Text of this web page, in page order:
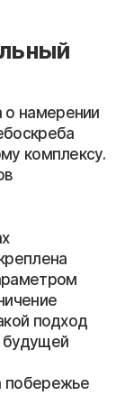
о намерении
комплексу.
подход
будущей
побережье